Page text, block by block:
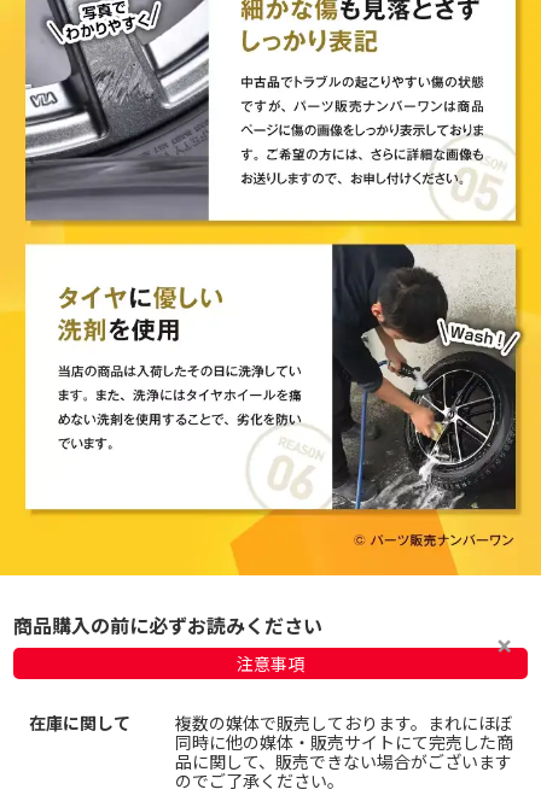
商品購入の前に必ずお読みください
注意事項
在庫に関して
複数の媒体で販売しております。まれにほぼ
同時に他の媒体・販売サイトにて完売した商
品に関して、販売できない場合がございます
のでご了承ください。